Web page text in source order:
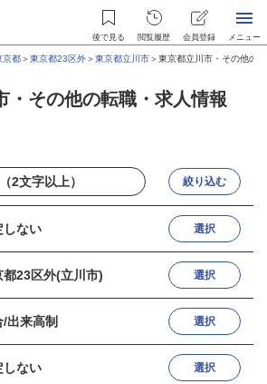
後で見る 閲覧履歴 会員登録 メニュー
京都＞東京都23区外＞東京都立川市＞東京都立川市・その他の
・その他の転職・求人情報
絞り込む
しない 選択
都23区外(立川市) 選択
/出来高制 選択
しない 選択